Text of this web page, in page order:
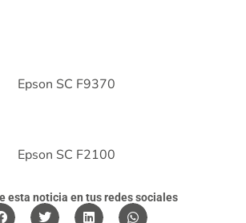
Epson SC F9370
Epson SC F2100
esta noticia en tus redes sociales